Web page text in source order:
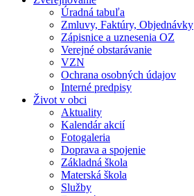
Úradná tabuľa
Zmluvy, Faktúry, Objednávky
Zápisnice a uznesenia OZ
Verejné obstarávanie
VZN
Ochrana osobných údajov
Interné predpisy
Život v obci
Aktuality
Kalendár akcií
Fotogaleria
Doprava a spojenie
Základná škola
Materská škola
Služby